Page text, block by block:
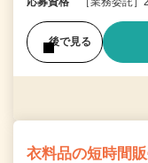
後で見る
衣料品の短時間